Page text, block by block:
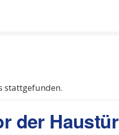
stattgefunden.
der Haustür